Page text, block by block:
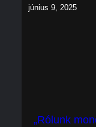
június 9, 2025
„Rólunk